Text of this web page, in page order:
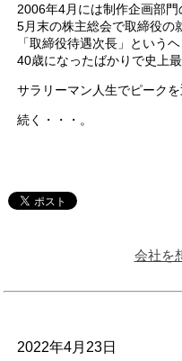
2006年4月には制作企画部門
5月末の株主総会で取締役の
「取締役待遇次長」という
40歳になったばかりで史上最
サラリーマン人生でピーク
続く・・・。
会社を
2022年4月23日